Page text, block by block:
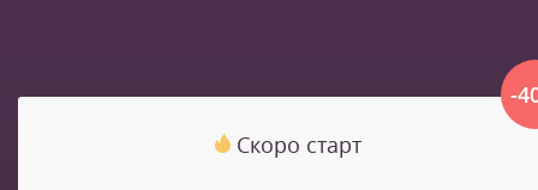
-
Скоро старт